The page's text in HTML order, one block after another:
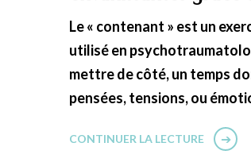
Le « contenant » est un
utilisé en
mettre de côté, un temps
pensées, tensions, ou
CONTINUER LA LECTURE